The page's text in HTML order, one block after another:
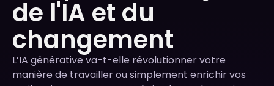
de l'IA et du
changement
L’IA générative va-t-elle révolutionner votre
manière de travailler ou simplement enrichir vos